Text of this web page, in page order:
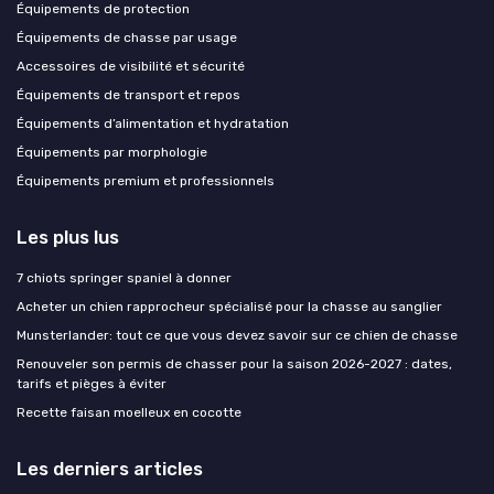
Équipements de protection
Équipements de chasse par usage
Accessoires de visibilité et sécurité
Équipements de transport et repos
Équipements d’alimentation et hydratation
Équipements par morphologie
Équipements premium et professionnels
Les plus lus
7 chiots springer spaniel à donner
Acheter un chien rapprocheur spécialisé pour la chasse au sanglier
Munsterlander: tout ce que vous devez savoir sur ce chien de chasse
Renouveler son permis de chasser pour la saison 2026-2027 : dates,
tarifs et pièges à éviter
Recette faisan moelleux en cocotte
Les derniers articles